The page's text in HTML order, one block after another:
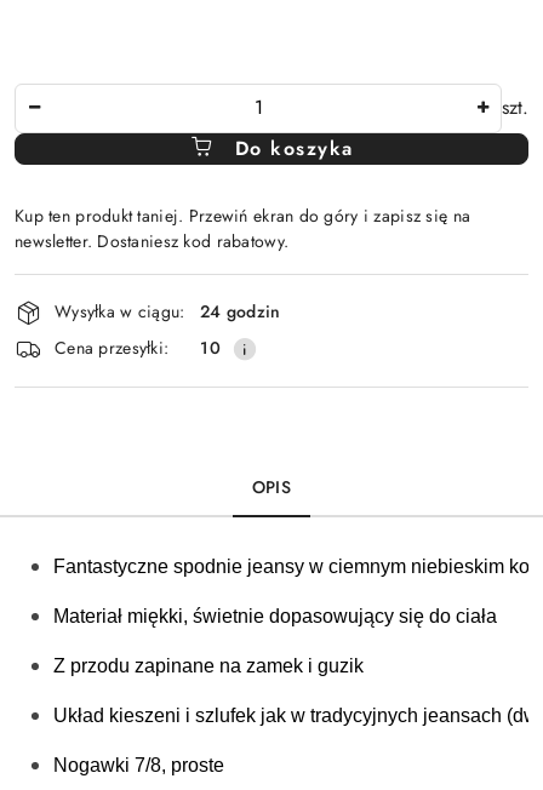
szt.
Do koszyka
Kup ten produkt taniej. Przewiń ekran do góry i zapisz się na
newsletter. Dostaniesz kod rabatowy.
Dostępność
i
dostawa
Wysyłka w ciągu:
24 godzin
Cena przesyłki:
10
OPIS
Fantastyczne spodnie jeansy w ciemnym niebieskim
Materiał miękki, świetnie dopasowujący się do ciała
Z przodu zapinane na zamek i guzik
Układ kieszeni i szlufek jak w tradycyjnych jeansach
Nogawki 7/8, proste